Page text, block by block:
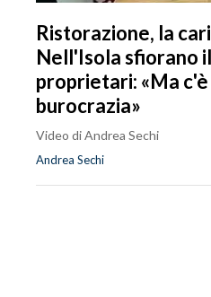
Ristorazione, la
Nell'Isola sfiorano
proprietari: «Ma
burocrazia»
Video di Andrea Sechi
Andrea Sechi